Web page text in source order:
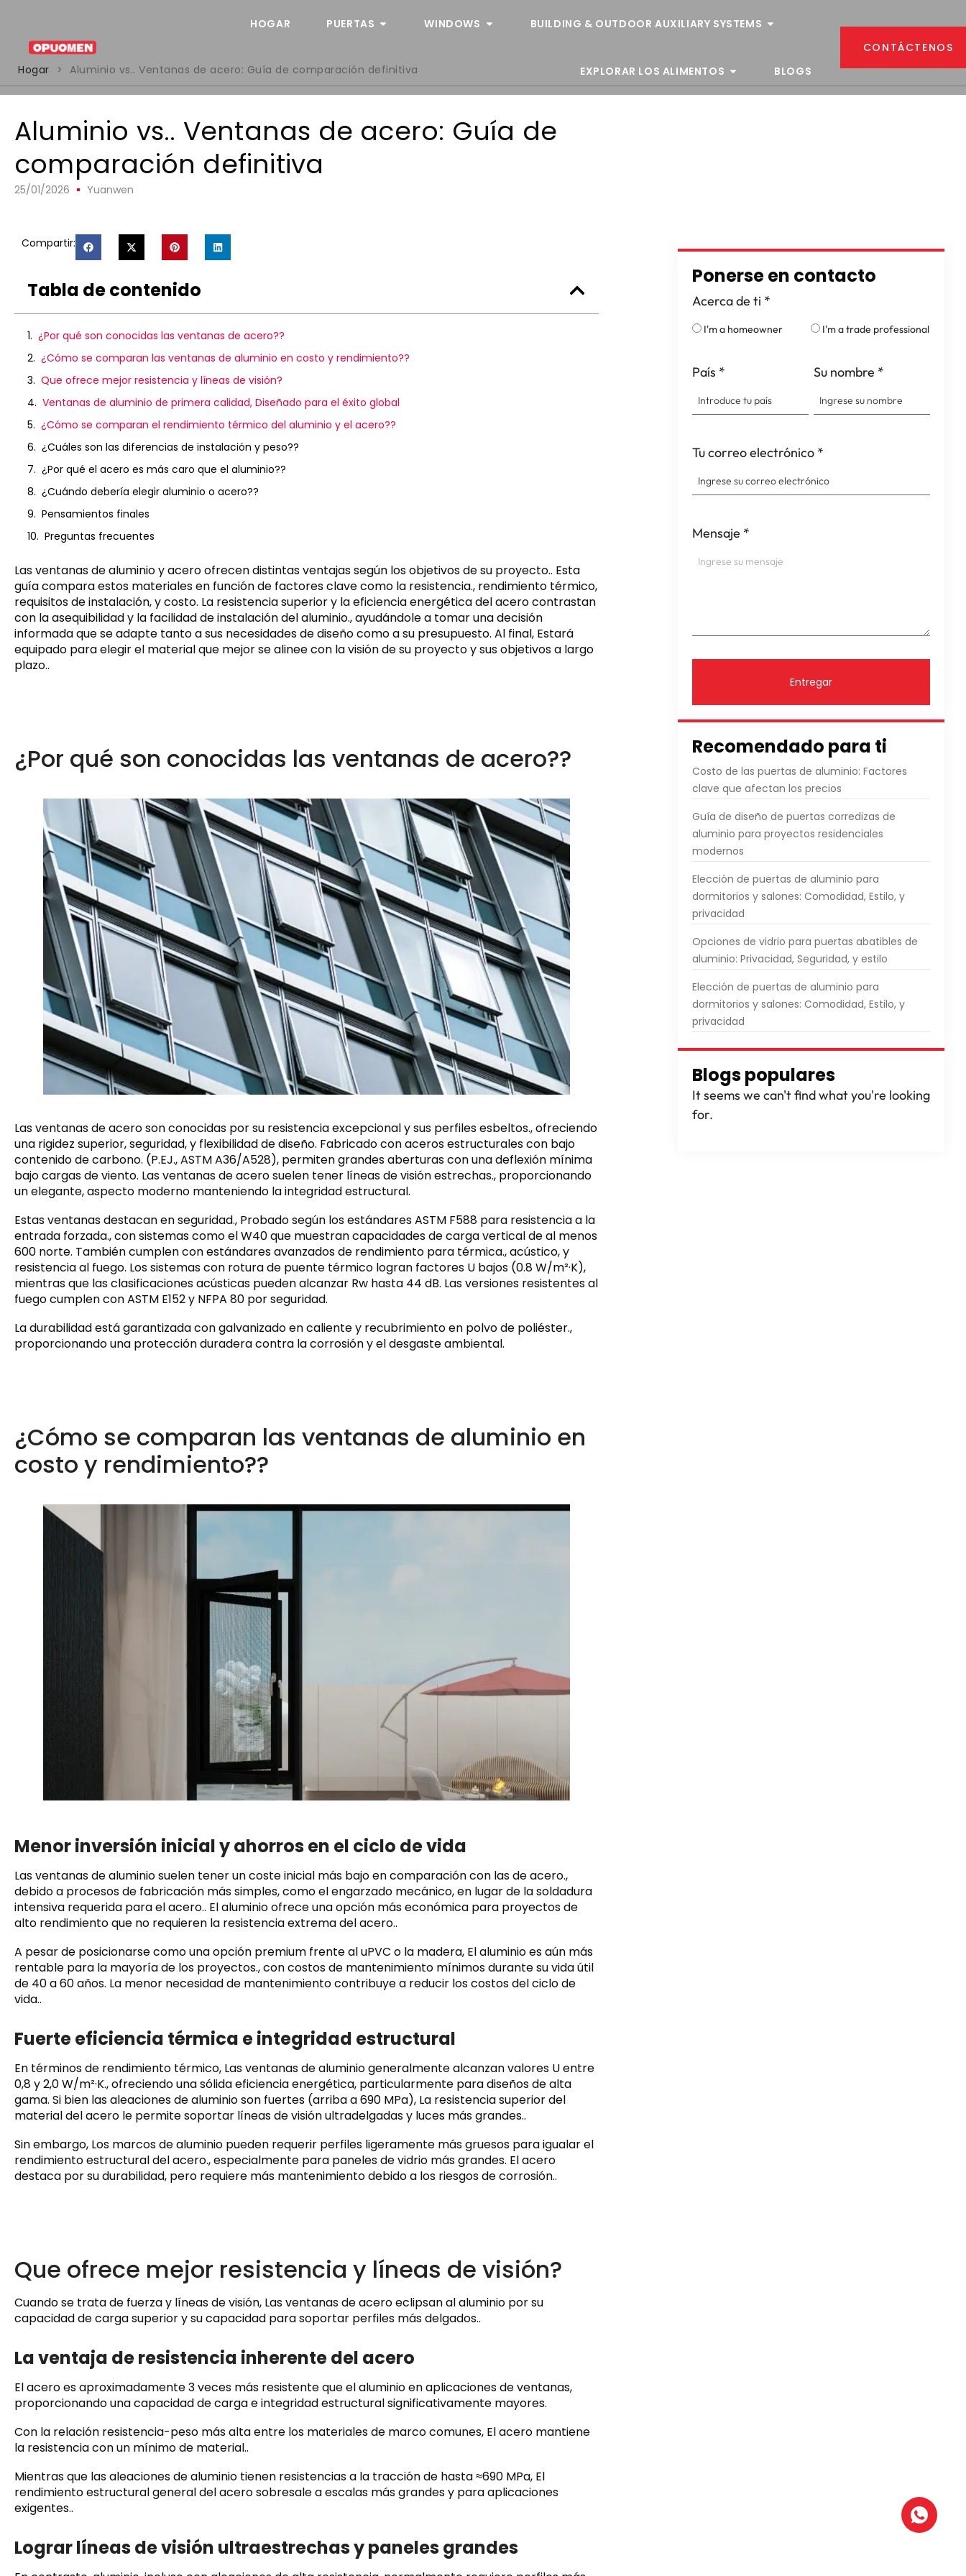
HOGAR PUERTAS WINDOWS BUILDING & OUTDOOR AUXILIARY SYSTEMS
EXPLORAR LOS ALIMENTOS BLOGS
CONTÁCTENOS
Hogar
> Aluminio vs.. Ventanas de acero: Guía de comparación definitiva
Aluminio vs.. Ventanas de acero: Guía de
comparación definitiva
25/01/2026 Yuanwen
Compartir:
Tabla de contenido
¿Por qué son conocidas las ventanas de acero??
¿Cómo se comparan las ventanas de aluminio en costo y rendimiento??
Que ofrece mejor resistencia y líneas de visión?
Ventanas de aluminio de primera calidad, Diseñado para el éxito global
¿Cómo se comparan el rendimiento térmico del aluminio y el acero??
¿Cuáles son las diferencias de instalación y peso??
¿Por qué el acero es más caro que el aluminio??
¿Cuándo debería elegir aluminio o acero??
Pensamientos finales
Preguntas frecuentes
Las ventanas de aluminio y acero ofrecen distintas ventajas según los objetivos de su proyecto.. Esta
guía compara estos materiales en función de factores clave como la resistencia., rendimiento térmico,
requisitos de instalación, y costo. La resistencia superior y la eficiencia energética del acero contrastan
con la asequibilidad y la facilidad de instalación del aluminio., ayudándole a tomar una decisión
informada que se adapte tanto a sus necesidades de diseño como a su presupuesto. Al final, Estará
equipado para elegir el material que mejor se alinee con la visión de su proyecto y sus objetivos a largo
plazo..
¿Por qué son conocidas las ventanas de acero??
Las ventanas de acero son conocidas por su resistencia excepcional y sus perfiles esbeltos., ofreciendo
una rigidez superior, seguridad, y flexibilidad de diseño. Fabricado con aceros estructurales con bajo
contenido de carbono. (P.EJ., ASTM A36/A528), permiten grandes aberturas con una deflexión mínima
bajo cargas de viento. Las ventanas de acero suelen tener líneas de visión estrechas., proporcionando
un elegante, aspecto moderno manteniendo la integridad estructural.
Estas ventanas destacan en seguridad., Probado según los estándares ASTM F588 para resistencia a la
entrada forzada., con sistemas como el W40 que muestran capacidades de carga vertical de al menos
600 norte. También cumplen con estándares avanzados de rendimiento para térmica., acústico, y
resistencia al fuego. Los sistemas con rotura de puente térmico logran factores U bajos (0.8 W/m²·K),
mientras que las clasificaciones acústicas pueden alcanzar Rw hasta 44 dB. Las versiones resistentes al
fuego cumplen con ASTM E152 y NFPA 80 por seguridad.
La durabilidad está garantizada con galvanizado en caliente y recubrimiento en polvo de poliéster.,
proporcionando una protección duradera contra la corrosión y el desgaste ambiental.
¿Cómo se comparan las ventanas de aluminio en
costo y rendimiento??
Menor inversión inicial y ahorros en el ciclo de vida
Las ventanas de aluminio suelen tener un coste inicial más bajo en comparación con las de acero.,
debido a procesos de fabricación más simples, como el engarzado mecánico, en lugar de la soldadura
intensiva requerida para el acero.. El aluminio ofrece una opción más económica para proyectos de
alto rendimiento que no requieren la resistencia extrema del acero..
A pesar de posicionarse como una opción premium frente al uPVC o la madera, El aluminio es aún más
rentable para la mayoría de los proyectos., con costos de mantenimiento mínimos durante su vida útil
de 40 a 60 años. La menor necesidad de mantenimiento contribuye a reducir los costos del ciclo de
vida..
Fuerte eficiencia térmica e integridad estructural
En términos de rendimiento térmico, Las ventanas de aluminio generalmente alcanzan valores U entre
0,8 y 2,0 W/m²·K., ofreciendo una sólida eficiencia energética, particularmente para diseños de alta
gama. Si bien las aleaciones de aluminio son fuertes (arriba a 690 MPa), La resistencia superior del
material del acero le permite soportar líneas de visión ultradelgadas y luces más grandes..
Sin embargo, Los marcos de aluminio pueden requerir perfiles ligeramente más gruesos para igualar el
rendimiento estructural del acero., especialmente para paneles de vidrio más grandes. El acero
destaca por su durabilidad, pero requiere más mantenimiento debido a los riesgos de corrosión..
Que ofrece mejor resistencia y líneas de visión?
Cuando se trata de fuerza y ​​líneas de visión, Las ventanas de acero eclipsan al aluminio por su
capacidad de carga superior y su capacidad para soportar perfiles más delgados..
La ventaja de resistencia inherente del acero
El acero es aproximadamente 3 veces más resistente que el aluminio en aplicaciones de ventanas,
proporcionando una capacidad de carga e integridad estructural significativamente mayores.
Con la relación resistencia-peso más alta entre los materiales de marco comunes, El acero mantiene
la resistencia con un mínimo de material..
Mientras que las aleaciones de aluminio tienen resistencias a la tracción de hasta ≈690 MPa, El
rendimiento estructural general del acero sobresale a escalas más grandes y para aplicaciones
exigentes..
Lograr líneas de visión ultraestrechas y paneles grandes
Ponerse en contacto
Acerca de ti *
I'm a homeowner I'm a trade professional
País * Su nombre *
Tu correo electrónico *
Mensaje *
Entregar
Recomendado para ti
Costo de las puertas de aluminio: Factores
clave que afectan los precios
Guía de diseño de puertas corredizas de
aluminio para proyectos residenciales
modernos
Elección de puertas de aluminio para
dormitorios y salones: Comodidad, Estilo, y
privacidad
Opciones de vidrio para puertas abatibles de
aluminio: Privacidad, Seguridad, y estilo
Elección de puertas de aluminio para
dormitorios y salones: Comodidad, Estilo, y
privacidad
Blogs populares
It seems we can't find what you're looking
for.